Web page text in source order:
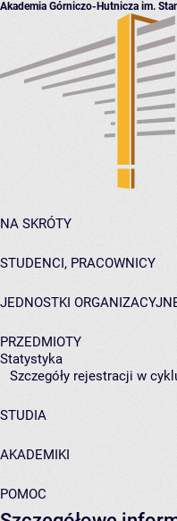
Akademia Górniczo-Hutnicza im.
NA SKRÓTY
STUDENCI, PRACOWNICY
JEDNOSTKI
PRZEDMIOTY
Statystyka
Szczegóły rejestracji w
STUDIA
AKADEMIKI
POMOC